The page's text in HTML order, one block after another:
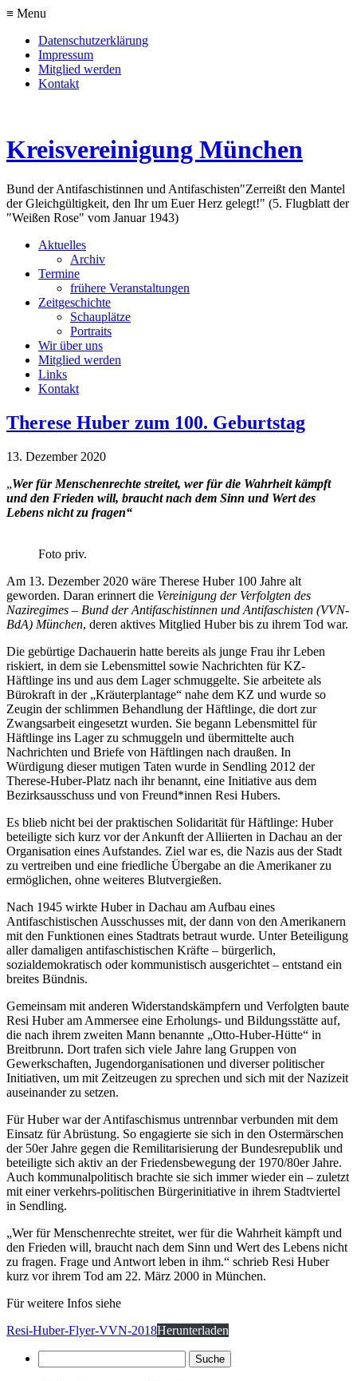
≡ Menu
Datenschutzerklärung
Impressum
Mitglied werden
Kontakt
Kreisvereinigung München
Bund der Antifaschistinnen und Antifaschisten"Zerreißt den Mantel
der Gleichgültigkeit, den Ihr um Euer Herz gelegt!" (5. Flugblatt der
"Weißen Rose" vom Januar 1943)
Aktuelles
Archiv
Termine
frühere Veranstaltungen
Zeitgeschichte
Schauplätze
Portraits
Wir über uns
Mitglied werden
Links
Kontakt
Therese Huber zum 100. Geburtstag
13. Dezember 2020
„Wer für Menschenrechte streitet, wer für die Wahrheit kämpft
und den Frieden will, braucht nach dem Sinn und Wert des
Lebens nicht zu fragen“
Foto priv.
Am 13. Dezember 2020 wäre Therese Huber 100 Jahre alt
geworden. Daran erinnert die Vereinigung der Verfolgten des
Naziregimes – Bund der Antifaschistinnen und Antifaschisten (VVN-
BdA) München, deren aktives Mitglied Huber bis zu ihrem Tod war.
Die gebürtige Dachauerin hatte bereits als junge Frau ihr Leben
riskiert, in dem sie Lebensmittel sowie Nachrichten für KZ-
Häftlinge ins und aus dem Lager schmuggelte. Sie arbeitete als
Bürokraft in der „Kräuterplantage“ nahe dem KZ und wurde so
Zeugin der schlimmen Behandlung der Häftlinge, die dort zur
Zwangsarbeit eingesetzt wurden. Sie begann Lebensmittel für
Häftlinge ins Lager zu schmuggeln und übermittelte auch
Nachrichten und Briefe von Häftlingen nach draußen. In
Würdigung dieser mutigen Taten wurde in Sendling 2012 der
Therese-Huber-Platz nach ihr benannt, eine Initiative aus dem
Bezirksausschuss und von Freund*innen Resi Hubers.
Es blieb nicht bei der praktischen Solidarität für Häftlinge: Huber
beteiligte sich kurz vor der Ankunft der Alliierten in Dachau an der
Organisation eines Aufstandes. Ziel war es, die Nazis aus der Stadt
zu vertreiben und eine friedliche Übergabe an die Amerikaner zu
ermöglichen, ohne weiteres Blutvergießen.
Nach 1945 wirkte Huber in Dachau am Aufbau eines
Antifaschistischen Ausschusses mit, der dann von den Amerikanern
mit den Funktionen eines Stadtrats betraut wurde. Unter Beteiligung
aller damaligen antifaschistischen Kräfte – bürgerlich,
sozialdemokratisch oder kommunistisch ausgerichtet – entstand ein
breites Bündnis.
Gemeinsam mit anderen Widerstandskämpfern und Verfolgten baute
Resi Huber am Ammersee eine Erholungs- und Bildungsstätte auf,
die nach ihrem zweiten Mann benannte „Otto-Huber-Hütte“ in
Breitbrunn. Dort trafen sich viele Jahre lang Gruppen von
Gewerkschaften, Jugendorganisationen und diverser politischer
Initiativen, um mit Zeitzeugen zu sprechen und sich mit der Nazizeit
auseinander zu setzen.
Für Huber war der Antifaschismus untrennbar verbunden mit dem
Einsatz für Abrüstung. So engagierte sie sich in den Ostermärschen
der 50er Jahre gegen die Remilitarisierung der Bundesrepublik und
beteiligte sich aktiv an der Friedensbewegung der 1970/80er Jahre.
Auch kommunalpolitisch brachte sie sich immer wieder ein – zuletzt
mit einer verkehrs-politischen Bürgerinitiative in ihrem Stadtviertel
in Sendling.
„Wer für Menschenrechte streitet, wer für die Wahrheit kämpft und
den Frieden will, braucht nach dem Sinn und Wert des Lebens nicht
zu fragen. Frage und Antwort leben in ihm.“ schrieb Resi Huber
kurz vor ihrem Tod am 22. März 2000 in München.
Für weitere Infos siehe
Resi-Huber-Flyer-VVN-2018Herunterladen